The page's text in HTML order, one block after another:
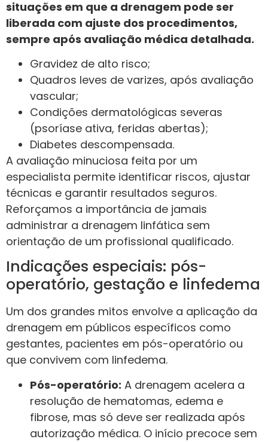
situações em que a drenagem pode ser
liberada com ajuste dos procedimentos,
sempre após avaliação médica detalhada.
Gravidez de alto risco;
Quadros leves de varizes, após avaliação
vascular;
Condições dermatológicas severas
(psoríase ativa, feridas abertas);
Diabetes descompensada.
A avaliação minuciosa feita por um
especialista permite identificar riscos, ajustar
técnicas e garantir resultados seguros.
Reforçamos a importância de jamais
administrar a drenagem linfática sem
orientação de um profissional qualificado.
Indicações especiais: pós-
operatório, gestação e linfedema
Um dos grandes mitos envolve a aplicação da
drenagem em públicos específicos como
gestantes, pacientes em pós-operatório ou
que convivem com linfedema.
Pós-operatório: A drenagem acelera a
resolução de hematomas, edema e
fibrose, mas só deve ser realizada após
autorização médica. O início precoce sem